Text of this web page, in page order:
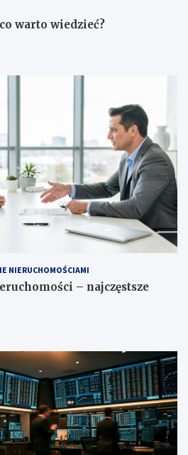
warto wiedzieć?
NIERUCHOMOŚCIAMI
– najczęstsze